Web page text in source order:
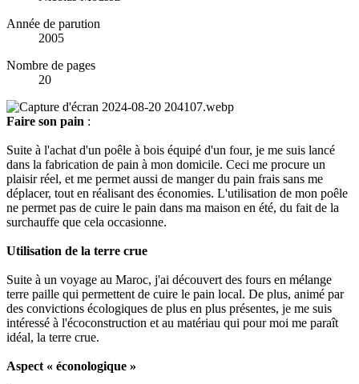
Année de parution
2005
Nombre de pages
20
Faire son pain :
Suite à l'achat d'un poêle à bois équipé d'un four, je me suis lancé
dans la fabrication de pain à mon domicile. Ceci me procure un
plaisir réel, et me permet aussi de manger du pain frais sans me
déplacer, tout en réalisant des économies. L'utilisation de mon poêle
ne permet pas de cuire le pain dans ma maison en été, du fait de la
surchauffe que cela occasionne.
Utilisation de la terre crue
Suite à un voyage au Maroc, j'ai découvert des fours en mélange
terre paille qui permettent de cuire le pain local. De plus, animé par
des convictions écologiques de plus en plus présentes, je me suis
intéressé à l'écoconstruction et au matériau qui pour moi me paraît
idéal, la terre crue.
Aspect « éconologique »